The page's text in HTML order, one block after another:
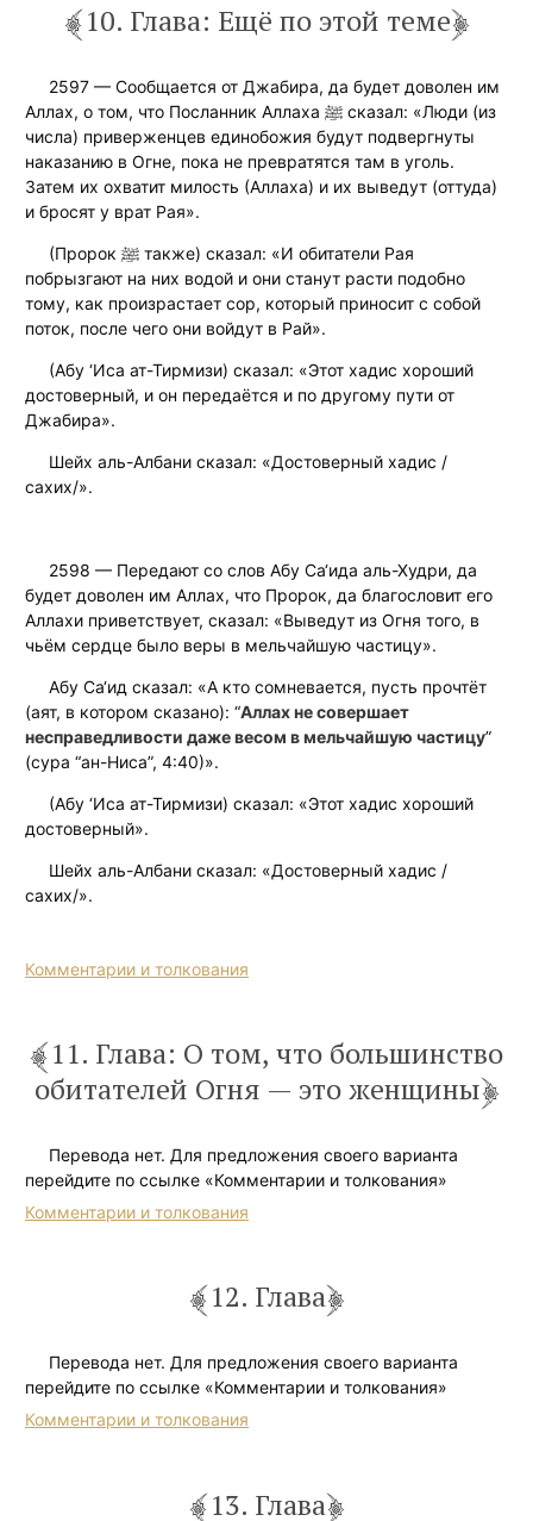
10. Глава: Ещё по этой теме
2597 — Сообщается от Джабира, да будет доволен им
Аллах, о том, что Посланник Аллаха ﷺ сказал: «Люди (из
числа) приверженцев единобожия будут подвергнуты
наказанию в Огне, пока не превратятся там в уголь.
Затем их охватит милость (Аллаха) и их выведут (оттуда)
и бросят у врат Рая».
(Пророк ﷺ также) сказал: «И обитатели Рая
побрызгают на них водой и они станут расти подобно
тому, как произрастает сор, который приносит с собой
поток, после чего они войдут в Рай».
(Абу ‘Иса ат-Тирмизи) сказал: «Этот хадис хороший
достоверный, и он передаётся и по другому пути от
Джабира».
Шейх аль-Албани сказал: «Достоверный хадис /
сахих/».
2598 — Передают со слов Абу Са‘ида аль-Худри, да
будет доволен им Аллах, что Пророк, да благословит его
Аллахи приветствует, сказал: «Выведут из Огня того, в
чьём сердце было веры в мельчайшую частицу».
Абу Са‘ид сказал: «А кто сомневается, пусть прочтёт
(аят, в котором сказано): “Аллах не совершает
несправедливости даже весом в мельчайшую частицу”
(сура “ан-Ниса”, 4:40)».
(Абу ‘Иса ат-Тирмизи) сказал: «Этот хадис хороший
достоверный».
Шейх аль-Албани сказал: «Достоверный хадис /
сахих/».
Комментарии и толкования
11. Глава: О том, что большинство
обитателей Огня — это женщины
Перевода нет. Для предложения своего варианта
перейдите по ссылке «Комментарии и толкования»
Комментарии и толкования
12. Глава
Перевода нет. Для предложения своего варианта
перейдите по ссылке «Комментарии и толкования»
Комментарии и толкования
13. Глава